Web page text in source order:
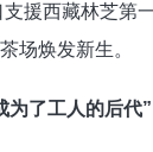
援西藏林芝第
场焕发新生。
为了工人的后代”